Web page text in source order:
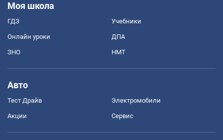
Моя школа
ГДЗ Учебники
Онлайн уроки ДПА
ЗНО НМТ
Авто
Тест Драйв Электромобили
Акции Сервис